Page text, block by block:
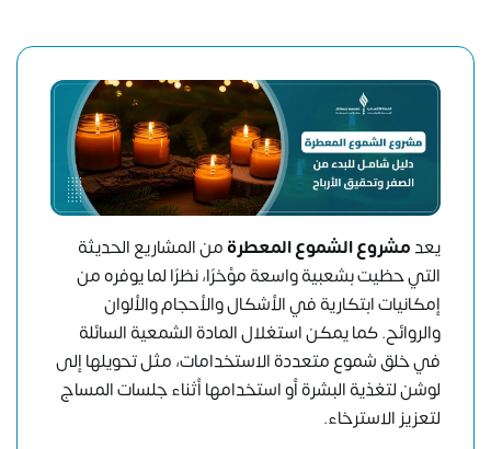
يعدمشروع الشموع المعطرةمن المشاريع الحديثة
التي حظيت بشعبية واسعة مؤخرًا، نظرًا لما يوفره من
إمكانيات ابتكارية في الأشكال والأحجام والألوان
والروائح. كما يمكن استغلال المادة الشمعية السائلة
في خلق شموع متعددة الاستخدامات، مثل تحويلها إلى
لوشن لتغذية البشرة أو استخدامها أثناء جلسات المساج
لتعزيز الاسترخاء.